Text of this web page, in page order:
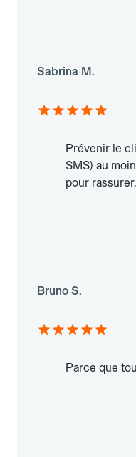
Sabrina M.
Prévenir le
SMS) au
pour
Bruno S.
Parce que